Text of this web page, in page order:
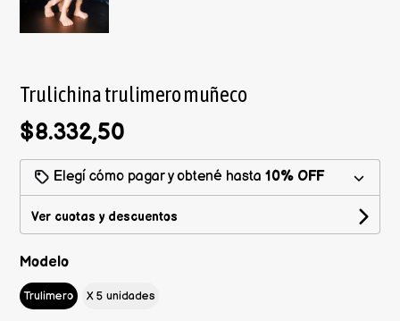
Trulichina trulimero muñeco
$8.332,50
Elegí cómo pagar y obtené hasta10% OFF
Ver cuotas y descuentos
Modelo
Trulimero X 5 unidades